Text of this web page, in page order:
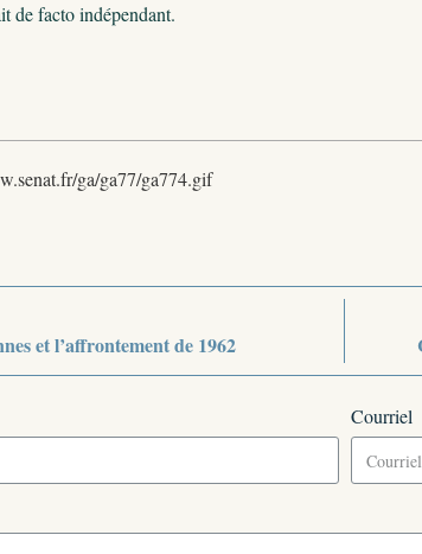
de facto indépendant.
ga/ga77/ga774.gif
et l’affrontement de 1962
Courriel